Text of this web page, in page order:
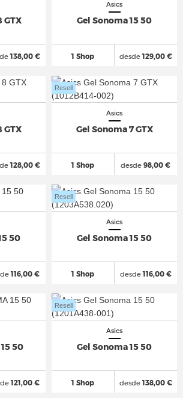
GTX
138,00 €
Asics
Gel Sonoma 15 50
1 Shop desde129,00 €
GTX
128,00 €
Asics
Gel Sonoma 7 GTX
1 Shop
Resell
desde 98,00 €
50
116,00 €
Asics
Gel Sonoma 15 50
1 Shop
Resell
desde116,00 €
50
121,00 €
Asics
Gel Sonoma 15 50
1 Shop
Resell
desde138,00 €